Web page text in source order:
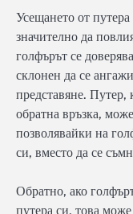
Усещането от
значително да
голфърът се
склонен да се
представяне. Путер,
обратна връзка,
позволявайки на
си, вместо да се
Обратно, ако
путера си, това